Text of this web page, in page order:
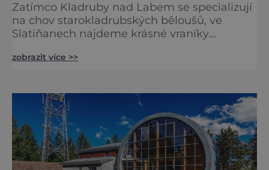
Zatímco Kladruby nad Labem se specializují
na chov starokladrubských běloušů, ve
Slatiňanech najdeme krásné vraníky
budově zámku se dozvíte více o chovu
některé exponáty připomínají využití koní ve
vojenství, dopravě, honech či dostizích.
[caption id="attachment_74515
zobrazit více >>